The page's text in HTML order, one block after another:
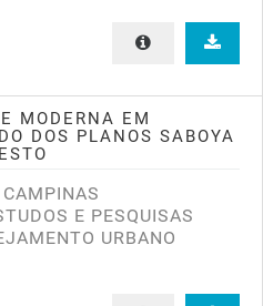
MODERNA EM
DOS PLANOS SABOYA
E PESQUISAS
URBANO